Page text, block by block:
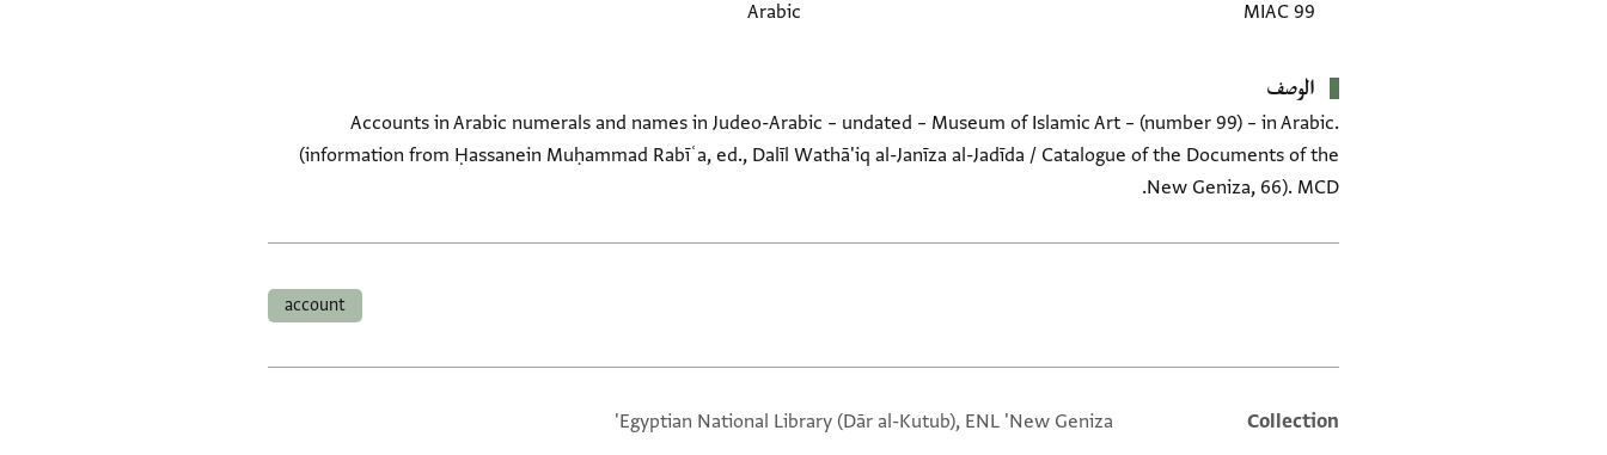
MIAC 99
Arabic
الوصف
Accounts in Arabic numerals and names in Judeo-Arabic – undated – Museum of Islamic Art – (number 99) – in Arabic.
(information from Ḥassanein Muḥammad Rabīʿa, ed., Dalīl Wathā'iq al-Janīza al-Jadīda / Catalogue of the Documents of the
New Geniza, 66). MCD.
account
Additional metadata
Collection
Egyptian National Library (Dār al-Kutub), ENL 'New Geniza'